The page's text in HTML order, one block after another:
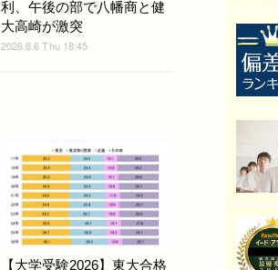
利、午後の部で八幡商と健
大高崎が激突
2026.8.6 Thu 18:45
【大学受験2026】東大合格